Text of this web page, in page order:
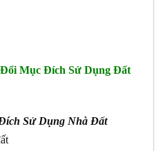
Mục Đích Sử Dụng Đất
Sử Dụng Nhà Đất